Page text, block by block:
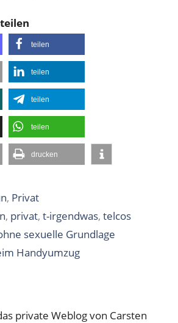
teilen
teilen
teilen
teilen
drucken
, Privat
, privat,t-irgendwas,telcos
sexuelle Grundlage
Handyumzug
private Weblog von Carsten